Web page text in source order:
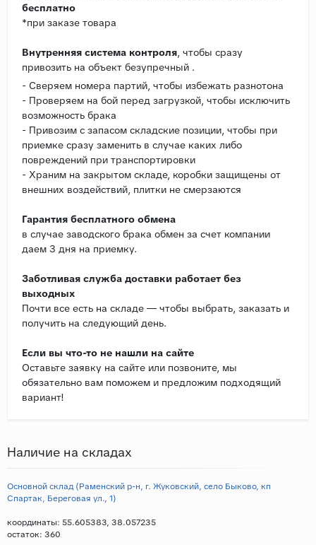
бесплатно
*при заказе товара
Внутренняя система контроля, чтобы сразу
привозить на объект безупречный .
- Сверяем номера партий, чтобы избежать разнотона
- Проверяем на бой перед загрузкой, чтобы исключить
возможность брака
- Привозим с запасом складские позиции, чтобы при
приемке сразу заменить в случае каких либо
повреждений при транспортировки
- Храним на закрытом складе, коробки защищены от
внешних воздействий, плитки не смерзаются
Гарантия бесплатного обмена
в случае заводского брака обмен за счет компании
даем 3 дня на приемку.
Заботливая служба доставки работает без
выходных
Почти все есть на складе — чтобы выбрать, заказать и
получить на следующий день.
Если вы что-то не нашли на сайте
Оставьте заявку на сайте или позвоните, мы
обязательно вам поможем и предложим подходящий
вариант!
Наличие на складах
Основной склад (Раменский р-н, г. Жуковский, село Быково, кп
Спартак, Береговая ул., 1)
координаты: 55.605383, 38.057235
остаток: 360